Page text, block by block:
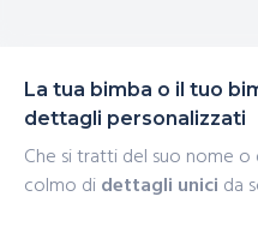
La tua bimba o il tuo
dettagli personalizzati
Che si tratti del suo nome
colmo didettagli unici da